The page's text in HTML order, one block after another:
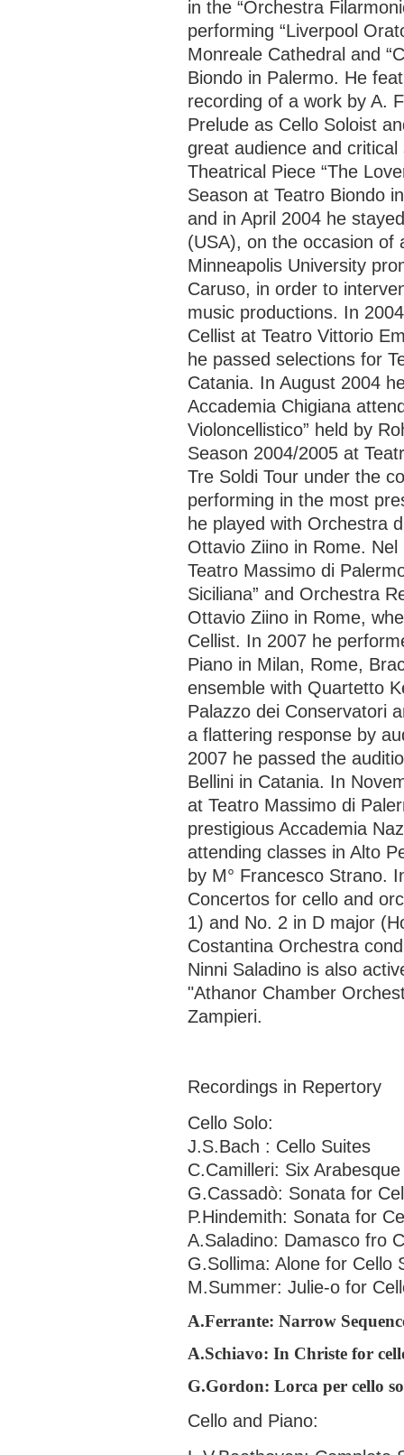
in the “Orchestra
performing “Liverpool
Monreale Cathedral and
Biondo in Palermo. He
recording of a work by A.
Prelude as Cello Soloist
great audience and
Theatrical Piece “The
Season at Teatro Biondo
and in April 2004 he
(USA), on the occasion of
Minneapolis University
Caruso, in order to
music productions. In
Cellist at Teatro Vittorio
he passed selections for
Catania. In August 2004
Accademia Chigiana
Violoncellistico” held by
Season 2004/2005 at
Tre Soldi Tour under the
performing in the most
he played with Orchestra
Ottavio Ziino in Rome.
Teatro Massimo di
Siciliana” and Orchestra
Ottavio Ziino in Rome,
Cellist. In 2007 he
Piano in Milan, Rome,
ensemble with Quartetto
Palazzo dei Conservatori
a flattering response by
2007 he passed the
Bellini in Catania. In
at Teatro Massimo di
prestigious Accademia
attending classes in Alto
by M° Francesco Strano.
Concertos for cello and
1) and No. 2 in D major
Costantina Orchestra
Ninni Saladino is also
"Athanor Chamber
Zampieri.
Recordings in Repertory
Cello Solo:
J.S.Bach : Cello Suites
C.Camilleri: Six
G.Cassadò: Sonata for
P.Hindemith: Sonata for
A.Saladino: Damasco fro
G.Sollima: Alone for Cello
M.Summer: Julie-o for
A.Ferrante: Narrow
A.Schiavo: In Christe for
G.Gordon: Lorca per cello
Cello and Piano: